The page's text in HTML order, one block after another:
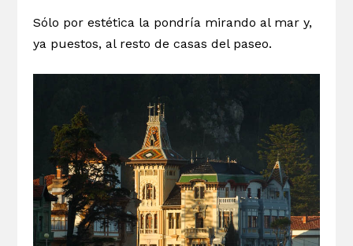
Sólo por estética la pondría mirando al mar y,
ya puestos, al resto de casas del paseo.